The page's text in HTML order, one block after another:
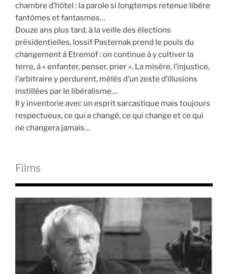
chambre d’hôtel : la parole si longtemps retenue libère
fantômes et fantasmes…
Douze ans plus tard, à la veille des élections
présidentielles, lossif Pasternak prend le pouls du
changement à Etremof : on continue à y cultiver la
terre, à « enfanter, penser, prier ». La misère, l’injustice,
l’arbitraire y perdurent, mêlés d’un zeste d’illusions
instillées par le libéralisme…
Il y inventorie avec un esprit sarcastique mais toujours
respectueux, ce qui a changé, ce qui change et ce qui
ne changera jamais…
Films